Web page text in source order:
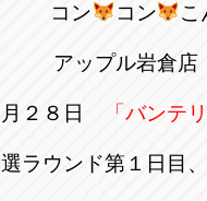
アップル
0568-85-
アップル
0568-25-
田町2-1-16
イパス春日店
中之郷八反
コン コン こ
アップル岩倉
月２８日 「バンテ
ラウンド第１日目